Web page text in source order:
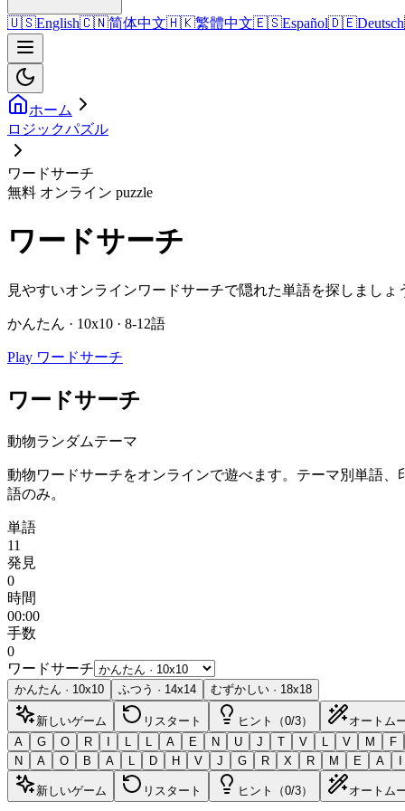
🇺🇸English🇨🇳简体中文🇭🇰繁體中文🇪🇸Español🇩🇪Deutsch
ホーム
ロジックパズル
ワードサーチ
無料 オンライン puzzle
ワードサーチ
見やすいオンラインワードサーチで隠れた単語を探しまし
かんたん · 10x10 · 8-12語
Play ワードサーチ
ワードサーチ
動物ランダムテーマ
動物ワードサーチをオンラインで遊べます。テーマ別単語
語のみ。
単語
11
発見
0
時間
00:00
手数
0
ワードサーチ
かんたん · 10x10 ふつう · 14x14 むずかしい · 18x18
新しいゲーム リスタート ヒント（0/3）
オートム
A
G O R I L L A E N U J T V L V M
F
N
A O B A L D H V J G R X R M E A I
新しいゲーム リスタート ヒント（0/3） オートム